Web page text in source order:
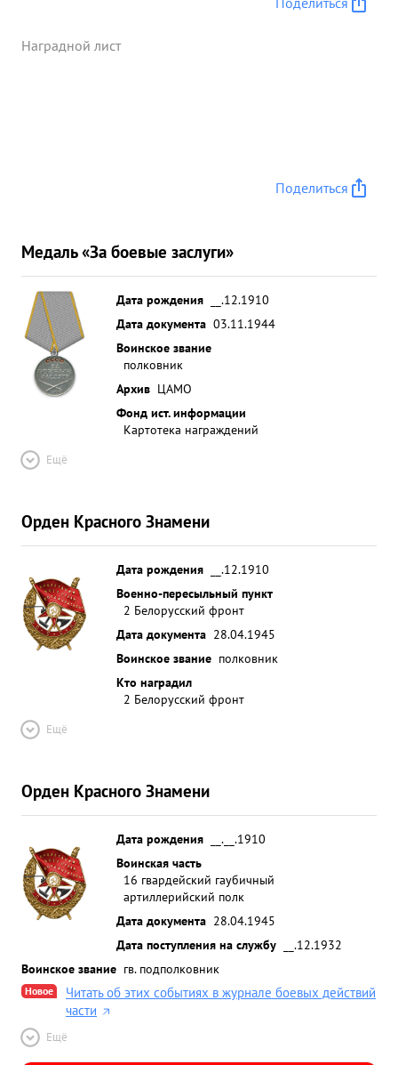
Наградной лист
Поделиться
Медаль «За боевые заслуги»
Дата рождения
__.12.1910
Дата документа 03.11.1944
Воинское звание
полковник
Архив ЦАМО
Фонд ист. информации
Картотека награждений
Ещё
Орден Красного Знамени
Дата рождения
__.12.1910
Военно-пересыльный пункт
2 Белорусский фронт
Дата документа 28.04.1945
Воинское звание полковник
Кто наградил
2 Белорусский фронт
Ещё
Орден Красного Знамени
Дата рождения
__.__.1910
Воинская часть
16 гвардейский гаубичный
артиллерийский полк
Дата документа 28.04.1945
Дата поступления на службу
__.12.1932
Воинское звание гв. подполковник
Новое
Читать об этих событиях в журнале боевых действий
части
Ещё